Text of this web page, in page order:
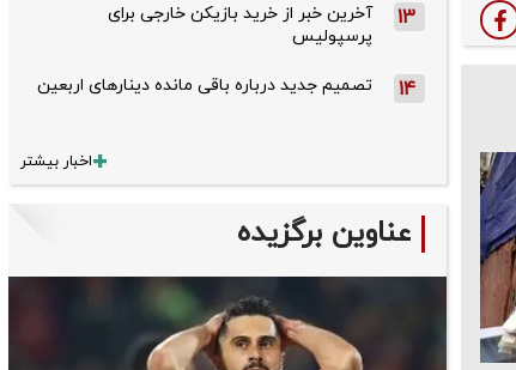
13
آخرین خبر از خرید بازیکن خارجی برای
پرسپولیس
14 تصمیم جدید درباره باقی مانده دینارهای اربعین
اخبار بیشتر
عناوین برگزیده